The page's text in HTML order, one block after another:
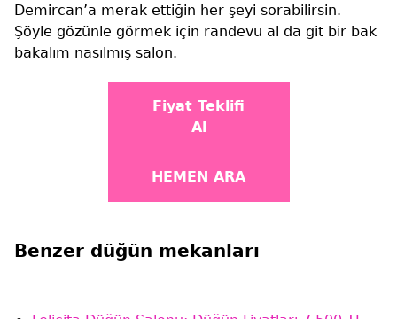
Demircan’a merak ettiğin her şeyi sorabilirsin.
Şöyle gözünle görmek için randevu al da git bir bak
bakalım nasılmış salon.
Fiyat Teklifi
Al
HEMEN ARA
Benzer düğün mekanları